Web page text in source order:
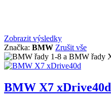
Zobrazit výsledky
Značka: BMW Zrušit vše
BMW X7 xDrive40d